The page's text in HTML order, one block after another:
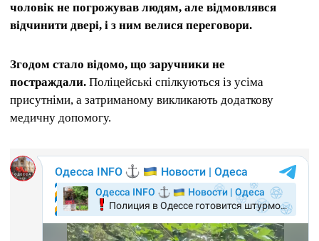
чоловік не погрожував людям, але відмовлявся
відчинити двері, і з ним велися переговори.
Згодом стало відомо, що заручники не
постраждали. Поліцейські спілкуються із усіма
присутніми, а затриманому викликають додаткову
медичну допомогу.